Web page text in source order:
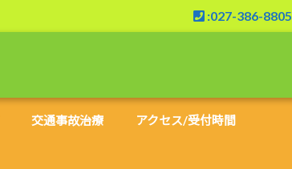
:027-386-8805
交通事故治療 アクセス/受付時間